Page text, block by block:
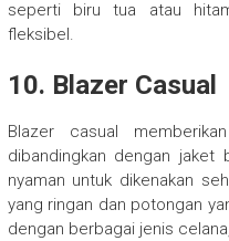
seperti biru tua atau
fleksibel.
10. Blazer Casual
Blazer casual
dibandingkan dengan jaket
nyaman untuk dikenakan
yang ringan dan potongan
dengan berbagai jenis